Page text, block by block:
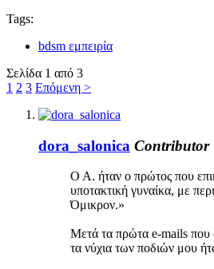
Tags:
bdsm εμπειρία
Σελίδα 1 από 3
1 2 3 Επόμενη >
dora_salonica Contributor
Ο Α. ήταν ο πρώτος που
υποτακτική γυναίκα, με
Όμικρον.»
Μετά τα πρώτα e-mails που
τα νύχια των ποδιών μου